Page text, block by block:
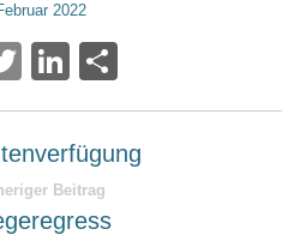
2022
TwitterLinkedIn
Beitrag